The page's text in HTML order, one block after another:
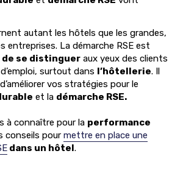
autant les hôtels que les grandes,
entreprises. La démarche RSE est
de se distinguer aux yeux des clients
surtout dans l’hôtellerie. Il
vos stratégies pour le
et la démarche RSE.
à connaître pour la performance
conseils pour mettre en place une
dans un hôtel.